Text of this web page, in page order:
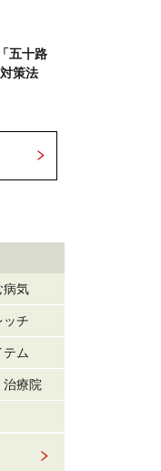
五十路
策法
病気
ッチ
ム
治療院